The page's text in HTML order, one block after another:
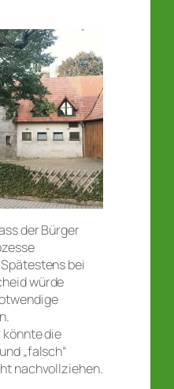
der Bürger
bei
würde
die
„falsch“
nachvollziehen.